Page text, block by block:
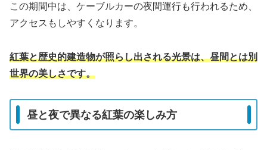
この期間中は、ケーブルカーの夜間運行も行われるため、
アクセスもしやすくなります。
紅葉と歴史的建造物が照らし出される光景は、昼間とは別
世界の美しさです。
昼と夜で異なる紅葉の楽しみ方